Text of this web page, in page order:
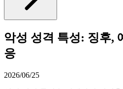
악성 성격 특성: 징후,
응
2026/06/25